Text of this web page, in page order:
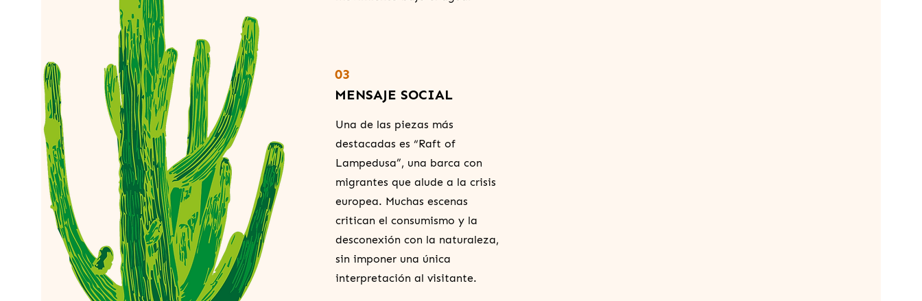
03
MENSAJE SOCIAL
Una de las piezas más
destacadas es “Raft of
Lampedusa”, una barca con
migrantes que alude a la crisis
europea. Muchas escenas
critican el consumismo y la
desconexión con la naturaleza,
sin imponer una única
interpretación al visitante.